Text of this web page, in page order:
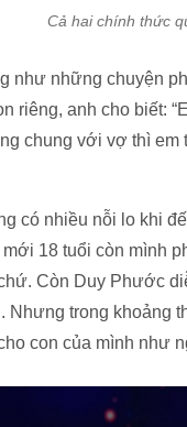
Cả hai chính thức
như những chuyện
riêng, anh cho biết:
chung với vợ thì
có nhiều nỗi lo khi
mới 18 tuổi còn mình
Còn Duy Phước
Nhưng trong khoảng
con của mình như